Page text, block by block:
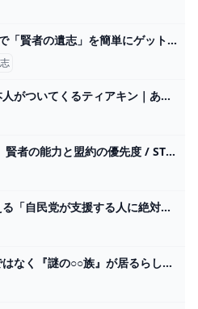
フィローネ空諸島で「賢者の遺志」を簡単にゲットする方法！ #ティアキン #ゼルダの伝説ティアーズオブザキングダム #ブロックゴーレム - YouTube
ここだけ分身じゃなく賢者本人がついてくるティアキン｜あにまん掲示板
『ゼルダの伝説ティアキン』 賢者の能力と盟約の優先度 / STIT（スティット）
蓮舫氏 「挑戦」と言い換える「自民党が支援する人に絶対負けたくない！」 : 健康通信
オルディン地方にゴロン族ではなく『謎の○○族』が居るらしいので行ってみたら......part3【ゼルダの伝説 スカイウォードソード実況 / ティアキン実況者】 - YouTube